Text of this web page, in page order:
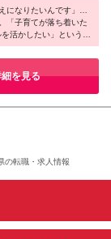
は別途支給します
律支給手当含
験や能力を考慮し
間中の差額分は初
・川越・西川
・新越谷・朝霞台
■東京都/秋葉原・
北千住・八王子・
新横浜・桜木町・
良 ■大阪府/大阪
尼崎・西宮 ■和歌
/福山、広島市 ■
原市 ■兵庫/姫路
の範囲)
になりたいんです」…
「子育てが落ち着いた
活かしたい」という理
ッシュアップし、チャ
に行っています。安定
す♪
を見る
の転職・求人情報